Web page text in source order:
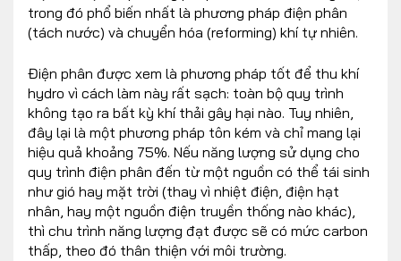
trong đó phổ biến nhất là phương pháp điện phân
(tách nước) và chuyển hóa (reforming) khí tự nhiên.
Điện phân được xem là phương pháp tốt để thu khí
hydro vì cách làm này rất sạch: toàn bộ quy trình
không tạo ra bất kỳ khí thải gây hại nào. Tuy nhiên,
đây lại là một phương pháp tôn kém và chỉ mang lại
hiệu quả khoảng 75%. Nếu năng lượng sử dụng cho
quy trình điện phân đến từ một nguồn có thể tái sinh
như gió hay mặt trời (thay vì nhiệt điện, điện hạt
nhân, hay một nguồn điện truyền thống nào khác),
thì chu trình năng lượng đạt được sẽ có mức carbon
thấp, theo đó thân thiện với môi trường.